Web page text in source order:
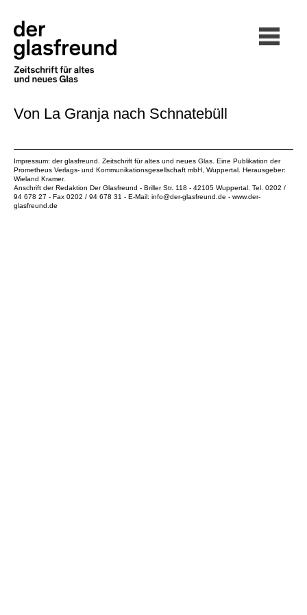
Von La Granja nach Schnatebüll
Impressum: der glasfreund. Zeitschrift für altes und neues Glas. Eine Publikation der
Prometheus Verlags- und Kommunikationsgesellschaft mbH , Wuppertal. Herausgeber:
Wieland Kramer.
Anschrift der Redaktion Der Glasfreund - Briller Str. 118 - 42105 Wuppertal. Tel. 0202 /
94 678 27 - Fax 0202 / 94 678 31 - E-Mail: info@der-glasfreund.de - www.der-
glasfreund.de